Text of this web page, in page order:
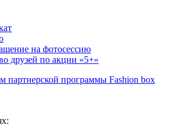
на фотосессию
друзей по акции «5+»
партнерской программы Fashion box